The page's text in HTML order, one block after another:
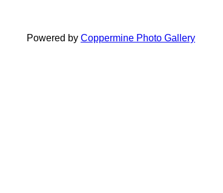
Powered by Coppermine Photo Gallery